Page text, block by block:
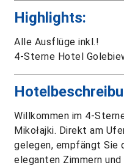
Highlights:
Alle Ausflüge inkl.!
4-Sterne Hotel
Willkommen im 4-
Mikołajki. Direkt am
gelegen, empfängt Sie
eleganten Zimmern